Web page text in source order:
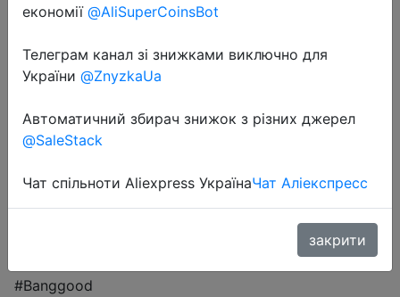
$704.99
Промокод:"402710BG"
Перейти до магазину
#Banggood
економії @AliSuperCoinsBot
Телеграм канал зі знижками виключно для
України @ZnyzkaUa
Автоматичний збирач знижок з різних джерел
@SaleStack
Чат спільноти Aliexpress УкраїнаЧат Аліекспресс
закрити